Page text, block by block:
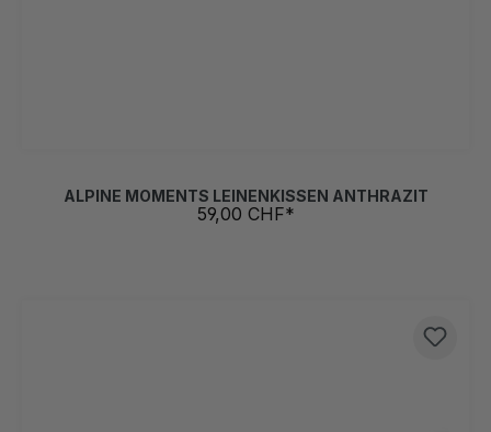
ALPINE MOMENTS LEINENKISSEN ANTHRAZIT
59,00 CHF*